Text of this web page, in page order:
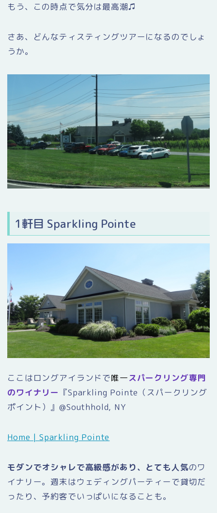
もう、この時点で気分は最高潮♫
さあ、どんなティスティングツアーになるのでしょ
うか。
1軒目 Sparkling Pointe
ここはロングアイランドで唯一スパークリング専門
のワイナリー 『Sparkling Pointe（スパークリング
ポイント）』@Southhold, NY
Home | Sparkling Pointe
モダンでオシャレで高級感があり、とても人気のワ
イナリー。週末はウェディングパーティーで貸切だ
ったり、予約客でいっぱいになることも。